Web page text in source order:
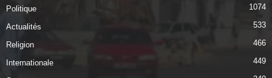
Politique 1074
Actualités 533
Religion 466
Internationale 449